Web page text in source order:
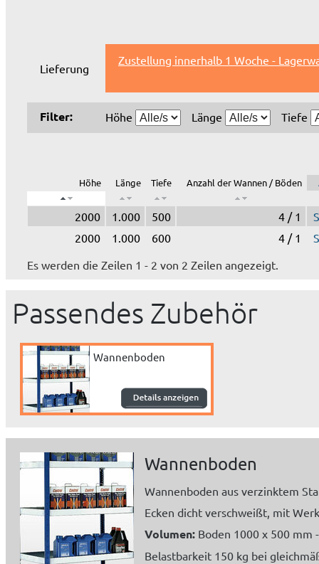
Lieferung
Zustellung innerhalb 1 Woche -
Filter: Höhe Länge Tiefe
Höhe Länge Tiefe Anzahl der Wannen / Böden
2000 1.000 500 4 / 1
2000
1.000 600 4 / 1
Es werden die Zeilen 1 - 2 von 2 Zeilen angezeigt.
Passendes Zubehör
Wannenboden
Wannenboden
Wannenboden aus verzinktem
Ecken dicht verschweißt, mit
Volumen: Boden 1000 x 500 mm
Belastbarkeit 150 kg bei